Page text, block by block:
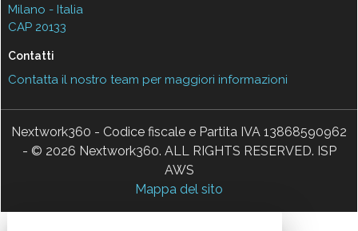
Milano - Italia
CAP 20133
Contatti
Contatta il nostro team per maggiori informazioni
Nextwork360 - Codice fiscale e Partita IVA 13868590962
- © 2026 Nextwork360. ALL RIGHTS RESERVED. ISP
AWS
Mappa del sito